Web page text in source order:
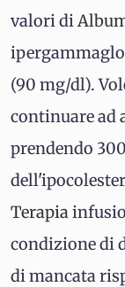
valori di
(90 mg/dl).
continuare ad
prendendo
Terapia
condizione di
di mancata